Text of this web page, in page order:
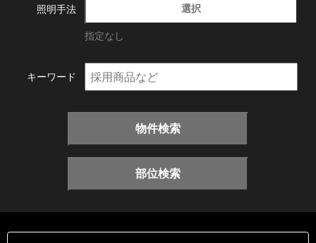
照明手法 選択
指定なし
キーワード
物件検索
部位検索